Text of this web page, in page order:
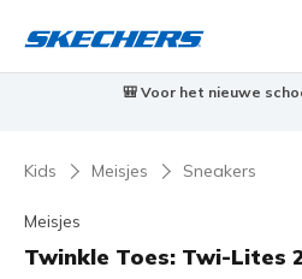
Skechers VIP:45 dagen
Kids Meisjes Sneakers
Meisjes
Twinkle Toes: Twi-Lites